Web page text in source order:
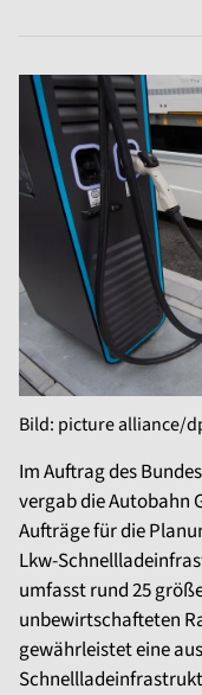
Bild: picture alliance/
Im Auftrag des
vergab die Autobahn
Aufträge für die
Lkw-
umfasst rund 25
unbewirtschafteten
gewährleistet eine